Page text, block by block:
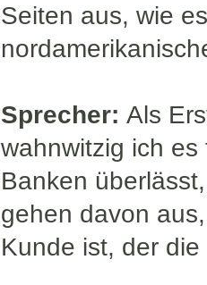
Seiten aus, wie
Sprecher: Als
wahnwitzig ich
Banken
gehen davon
Kunde ist, der